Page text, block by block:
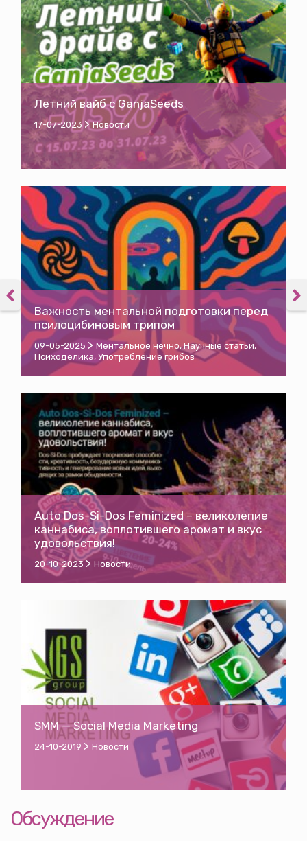
Летний вайб с GanjaSeeds
17-07-2023>Новости
Важность ментальной подготовки перед
псилоцибиновым трипом
09-05-2025 > Ментальное нечно,Научные статьи,
Психоделика, Употребление грибов
Auto Dos-Si-Dos Feminized – великолепие
каннабиса, воплотившего аромат и вкус
удовольствия!
20-10-2023 > Новости
SMM — Social Media Marketing
24-10-2019 > Новости
Обсуждение